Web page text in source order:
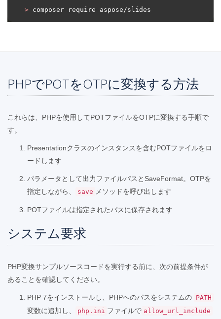
> composer require aspose/slides
PHPでPOTをOTPに変換する方法
これらは、PHPを使用してPOTファイルをOTPに変換する手順で
す。
Presentationクラスのインスタンスを含むPOTファイルをロ
ードします
パラメータとして出力ファイルパスとSaveFormat。OTPを
指定しながら、
save メソッドを呼び出します
POTファイルは指定されたパスに保存されます
システム要求
PHP変換サンプルソースコードを実行する前に、次の前提条件が
あることを確認してください。
PHP 7をインストールし、PHPへのパスをシステムの PATH
変数に追加し、 php.ini ファイルで allow_url_include